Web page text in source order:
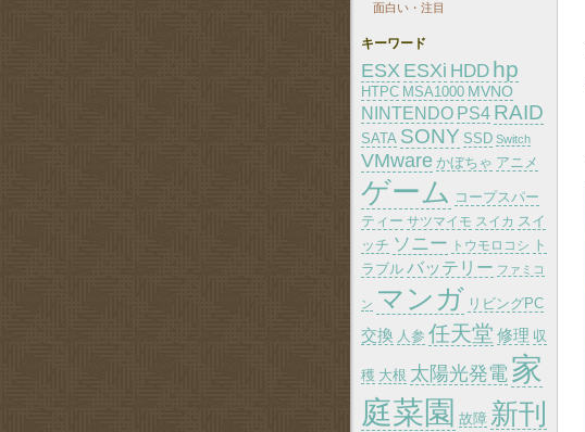
面白い・注目
キーワード
ESX ESXi HDD hp
HTPC MSA1000 MVNO
NINTENDO PS4 RAID
SATA SONY SSD Switch
VMware かぼちゃ アニメ
ゲーム コープスパー
ティー サツマイモ スイカ スイ
ッチ ソニー トウモロコシ
ト
ラブル バッテリー ファミコ
ン マンガ リビングPC
交換 人参 任天堂 修理 収
穫 大根 太陽光発電 家
庭菜園 故障 新刊